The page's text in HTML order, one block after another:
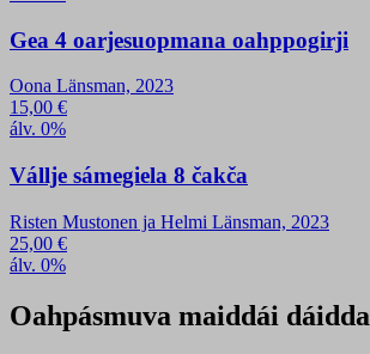
Gea 4 oarjesuopmana oahppogirji
Oona Länsman, 2023
15,00 €
álv. 0%
Vállje sámegiela 8 čakča
Risten Mustonen ja Helmi Länsman, 2023
25,00 €
álv. 0%
Oahpásmuva maiddái dáidda